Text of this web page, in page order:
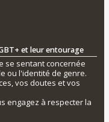
et leur entourage
se sentant concernée
ou l'identité de genre.
vos doutes et vos
engagez à respecter la